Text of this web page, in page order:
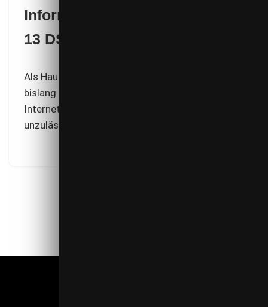
Informationspflichten nach Art.
13 DSGVO
Als Hauptanwendungsbereich der DSGVO wurde
bislang vorrangig die Datenerhebung über das
Internet betrachtet, was jedoch eine ebenso
unzulässige wie gefährliche Verkürzung wäre.